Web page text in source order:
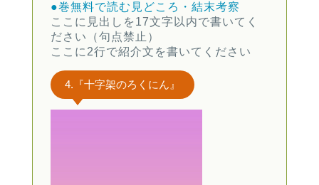
●巻無料で読む 見どころ・結末考察
ここに見出しを17文字以内で書いてく
ださい（句点禁止）
ここに2行で紹介文を書いてください
4.『十字架のろくにん』